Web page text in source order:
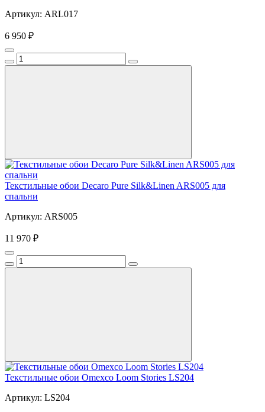
Артикул: ARL017
6 950 ₽
Текстильные обои Decaro Pure Silk&Linen ARS005 для
спальни
Артикул: ARS005
11 970 ₽
Текстильные обои Omexco Loom Stories LS204
Артикул: LS204